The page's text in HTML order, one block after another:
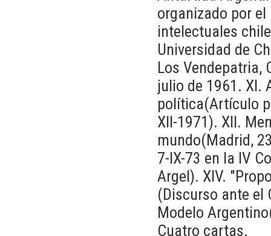
organizado por
intelectuales
Universidad de
Los Vendepatria,
julio de 1961. XI.
política(Artículo
XII-1971). XII.
mundo(Madrid,
7-IX-73 en la IV
Argel). XIV.
(Discurso ante el
Modelo
Cuatro cartas.